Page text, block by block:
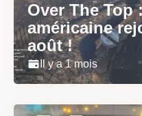
Over The Top
américaine
août !
Il y a 1 mois